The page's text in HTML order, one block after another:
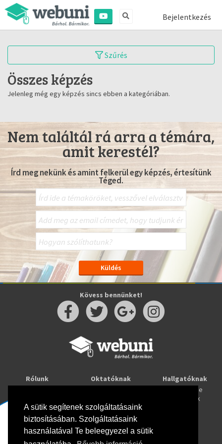
A sütik segítenek szolgáltatásaink
biztosításában. Szolgáltatásaink
használatával Te beleegyezel a sütik
Bejelentkezés
Szűrés
Összes képzés
Jelenleg még egy képzés sincs ebben a kategóriában.
Nem találtál rá arra a témára,
amit kerestél?
Írd meg nekünk és amint felkerül egy képzés, értesítünk
Téged.
Kövess bennünket!
Rólunk
Oktatóknak
Webuni Stúdió
Hallgatóknak
Tanulj online
Képzések
Info
Adatkezelési tájékoztató
ÁSZF